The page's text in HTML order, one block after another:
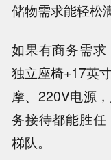
储物需求能轻松
如果有商务需
独立座椅+17英
摩、220V电源
务接待都能胜
梯队。